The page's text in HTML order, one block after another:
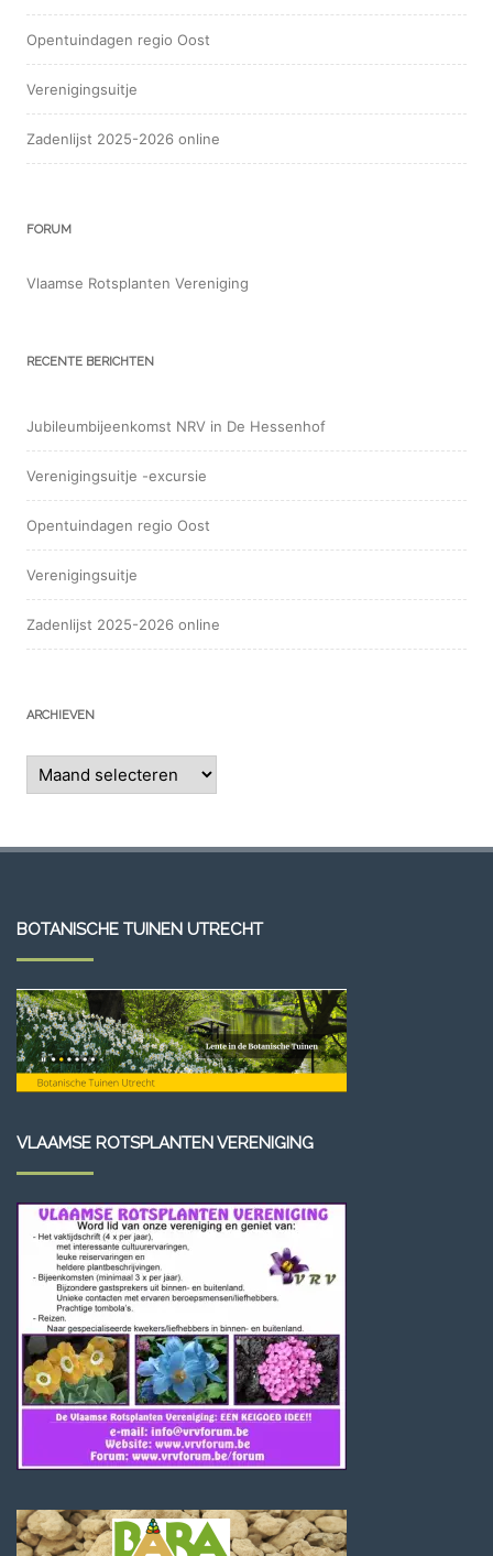
Opentuindagen regio Oost
Verenigingsuitje
Zadenlijst 2025-2026 online
FORUM
Vlaamse Rotsplanten Vereniging
RECENTE BERICHTEN
Jubileumbijeenkomst NRV in De Hessenhof
Verenigingsuitje -excursie
Opentuindagen regio Oost
Verenigingsuitje
Zadenlijst 2025-2026 online
ARCHIEVEN
Archieven
BOTANISCHE TUINEN UTRECHT
VLAAMSE ROTSPLANTEN VERENIGING